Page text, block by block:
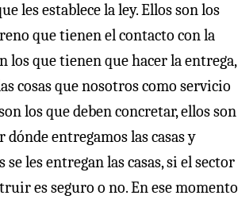
les establece la ley. Ellos son los
que tienen el contacto con la
los que tienen que hacer la entrega,
cosas que nosotros como servicio
los que deben concretar, ellos son
dónde entregamos las casas y
les entregan las casas, si el sector
es seguro o no. En ese momento